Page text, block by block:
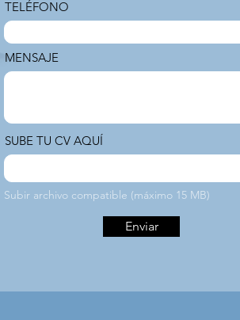
TELÉFONO
MENSAJE
SUBE TU CV AQUÍ
Subir archivo compatible (máximo 15 MB)
Enviar